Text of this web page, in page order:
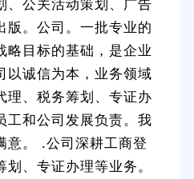
、公关活动策划、广告
版。公司。一批专业的
略目标的基础，是企业
以诚信为本，业务领域
理、税务筹划、专证办
工和公司发展负责。我
意。 .公司深耕工商登
、专证办理等业务。